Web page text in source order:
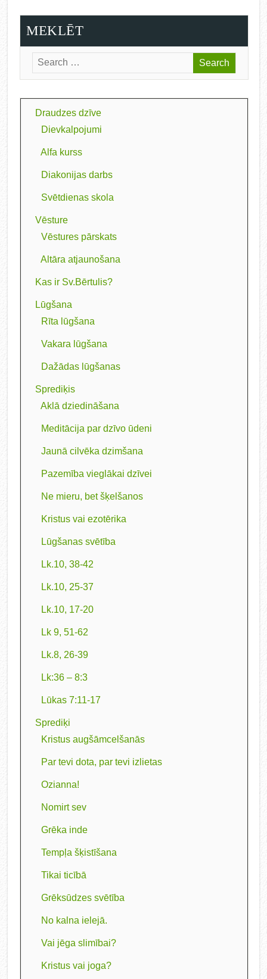
MEKLĒT
Draudzes dzīve
Dievkalpojumi
Alfa kurss
Diakonijas darbs
Svētdienas skola
Vēsture
Vēstures pārskats
Altāra atjaunošana
Kas ir Sv.Bērtulis?
Lūgšana
Rīta lūgšana
Vakara lūgšana
Dažādas lūgšanas
Sprediķis
Aklā dziedināšana
Meditācija par dzīvo ūdeni
Jaunā cilvēka dzimšana
Pazemība vieglākai dzīvei
Ne mieru, bet šķelšanos
Kristus vai ezotērika
Lūgšanas svētība
Lk.10, 38-42
Lk.10, 25-37
Lk.10, 17-20
Lk 9, 51-62
Lk.8, 26-39
Lk:36 – 8:3
Lūkas 7:11-17
Sprediķi
Kristus augšāmcelšanās
Par tevi dota, par tevi izlietas
Ozianna!
Nomirt sev
Grēka inde
Tempļa šķistīšana
Tikai ticībā
Grēksūdzes svētība
No kalna ielejā.
Vai jēga slimībai?
Kristus vai joga?